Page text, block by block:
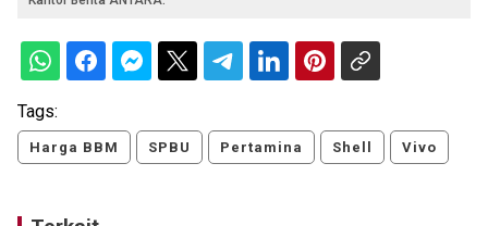
Tags:
Harga BBM SPBU Pertamina Shell Vivo